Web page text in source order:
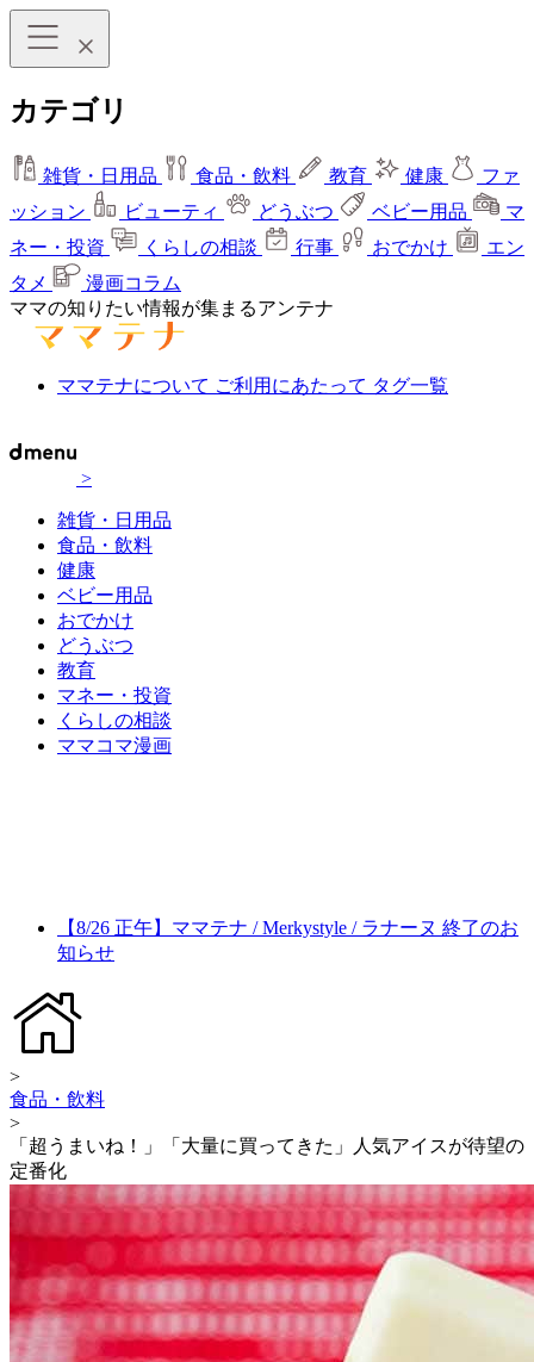
カテゴリ
雑貨・日用品 食品・飲料 教育 健康
ファ
ッション
ビューティ どうぶつ ベビー用品
マ
ネー・投資
くらしの相談 行事 おでかけ
エン
タメ
漫画コラム
ママの知りたい情報が集まるアンテナ
ママテナについて ご利用にあたって タグ一覧
>
雑貨・日用品
食品・飲料
健康
ベビー用品
おでかけ
どうぶつ
教育
マネー・投資
くらしの相談
ママコマ漫画
【8/26 正午】ママテナ / Merkystyle / ラナーヌ 終了のお
知らせ
>
食品・飲料
>
「超うまいね！」「大量に買ってきた」人気アイスが待望の
定番化